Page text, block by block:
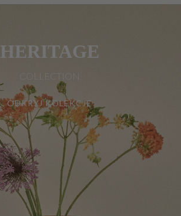
HERITAGE
COLLECTION
ODKRYJ KOLEKCJĘ